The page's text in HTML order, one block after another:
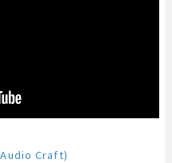
Audio Craft)